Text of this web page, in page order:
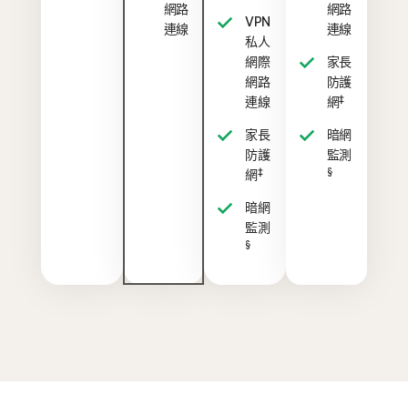
網路
連線
VPN
私人
網際
網路
連線
家長
防護
網‡
暗網
監測
§
網路
連線
家長
防護
網‡
暗網
監測
§